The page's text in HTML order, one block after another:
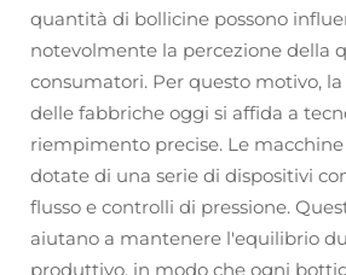
quantità di bollicine possono
notevolmente la percezione della
consumatori. Per questo motivo,
delle fabbriche oggi si affida a
riempimento precise. Le
dotate di una serie di dispositivi
flusso e controlli di pressione.
aiutano a mantenere l'equilibrio
produttivo, in modo che ogni